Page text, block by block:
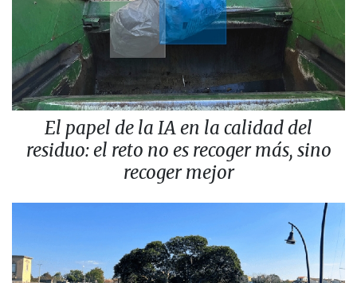
El papel de la IA en la calidad del
residuo: el reto no es recoger más, sino
recoger mejor